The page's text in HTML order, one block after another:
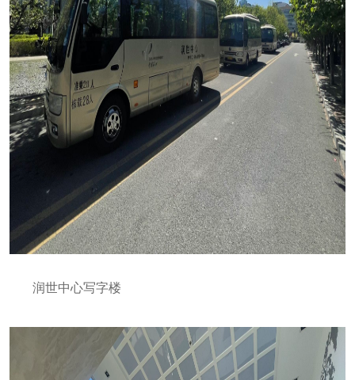
润世中心写字楼